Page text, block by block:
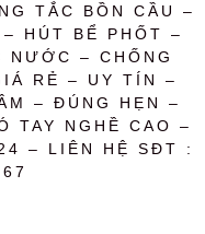
TẮC BỒN CẦU –
HÚT BỂ PHỐT –
NƯỚC – CHỐNG
RẺ – UY TÍN –
– ĐÚNG HẸN –
TAY NGHỀ CAO –
– LIÊN HỆ SĐT :